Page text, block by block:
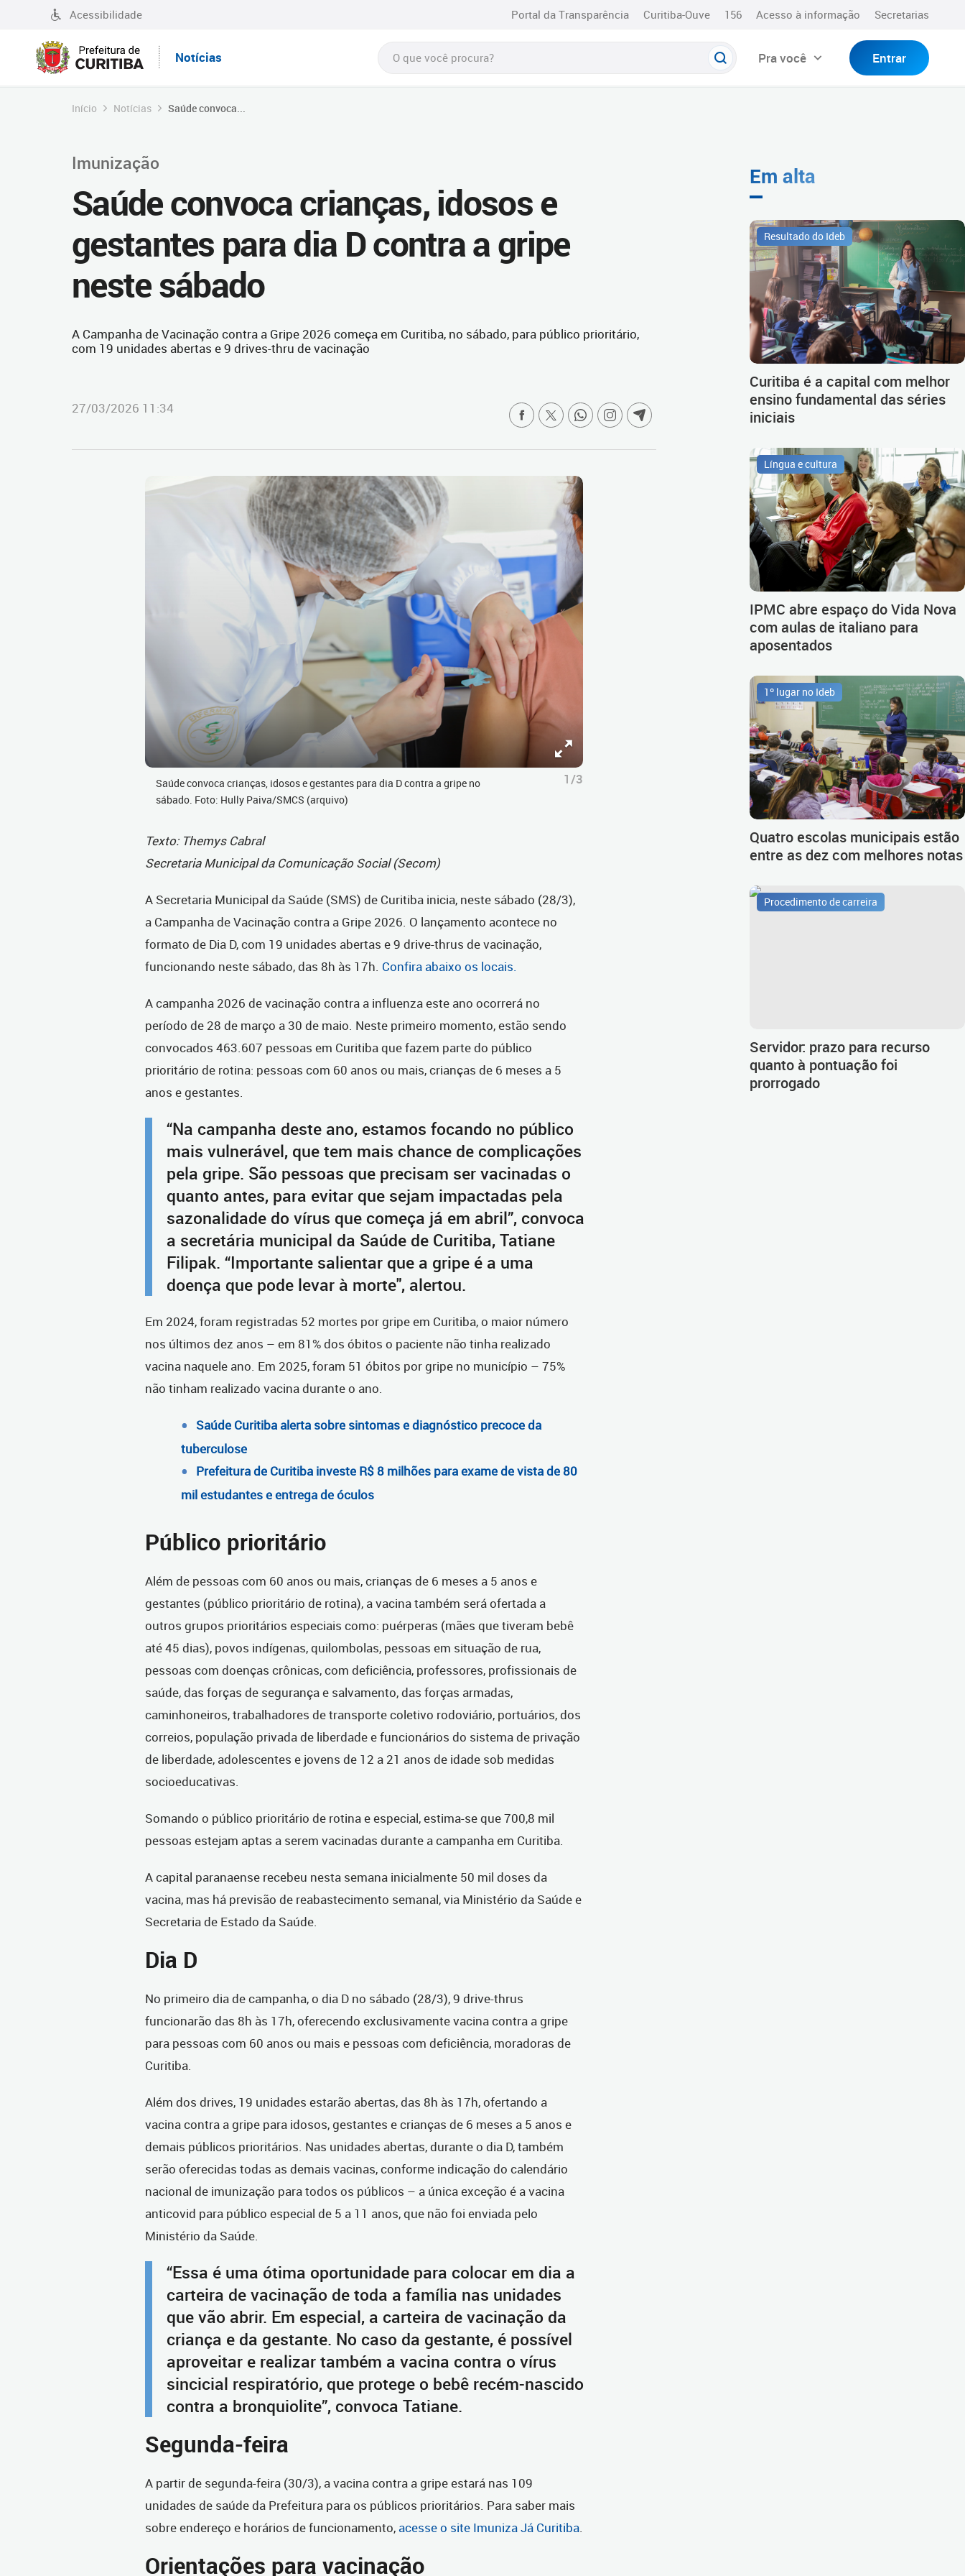
Acessibilidade Portal da Transparência Curitiba-Ouve 156 Acesso à informação Secretarias
Notícias Pra você Entrar
Início Notícias Saúde convoca...
Imunização
Saúde convoca crianças, idosos e
gestantes para dia D contra a gripe
neste sábado
A Campanha de Vacinação contra a Gripe 2026 começa em Curitiba, no sábado, para público prioritário,
com 19 unidades abertas e 9 drives-thru de vacinação
27/03/2026 11:34
Saúde convoca crianças, idosos e gestantes para dia D contra a gripe no
sábado. Foto: Hully Paiva/SMCS (arquivo)
1/3
Texto: Themys Cabral
Secretaria Municipal da Comunicação Social (Secom)
A Secretaria Municipal da Saúde (SMS) de Curitiba inicia, neste sábado (28/3),
a Campanha de Vacinação contra a Gripe 2026. O lançamento acontece no
formato de Dia D, com 19 unidades abertas e 9 drive-thrus de vacinação,
funcionando neste sábado, das 8h às 17h. Confira abaixo os locais.
A campanha 2026 de vacinação contra a influenza este ano ocorrerá no
período de 28 de março a 30 de maio. Neste primeiro momento, estão sendo
convocados 463.607 pessoas em Curitiba que fazem parte do público
prioritário de rotina: pessoas com 60 anos ou mais, crianças de 6 meses a 5
anos e gestantes.
“Na campanha deste ano, estamos focando no público
mais vulnerável, que tem mais chance de complicações
pela gripe. São pessoas que precisam ser vacinadas o
quanto antes, para evitar que sejam impactadas pela
sazonalidade do vírus que começa já em abril”, convoca
a secretária municipal da Saúde de Curitiba, Tatiane
Filipak. “Importante salientar que a gripe é a uma
doença que pode levar à morte", alertou.
Em 2024, foram registradas 52 mortes por gripe em Curitiba, o maior número
nos últimos dez anos – em 81% dos óbitos o paciente não tinha realizado
vacina naquele ano. Em 2025, foram 51 óbitos por gripe no município – 75%
não tinham realizado vacina durante o ano.
Saúde Curitiba alerta sobre sintomas e diagnóstico precoce da
tuberculose
Prefeitura de Curitiba investe R$ 8 milhões para exame de vista de 80
mil estudantes e entrega de óculos
Público prioritário
Além de pessoas com 60 anos ou mais, crianças de 6 meses a 5 anos e
gestantes (público prioritário de rotina), a vacina também será ofertada a
outros grupos prioritários especiais como: puérperas (mães que tiveram bebê
até 45 dias), povos indígenas, quilombolas, pessoas em situação de rua,
pessoas com doenças crônicas, com deficiência, professores, profissionais de
saúde, das forças de segurança e salvamento, das forças armadas,
caminhoneiros, trabalhadores de transporte coletivo rodoviário, portuários, dos
correios, população privada de liberdade e funcionários do sistema de privação
de liberdade, adolescentes e jovens de 12 a 21 anos de idade sob medidas
socioeducativas.
Somando o público prioritário de rotina e especial, estima-se que 700,8 mil
pessoas estejam aptas a serem vacinadas durante a campanha em Curitiba.
A capital paranaense recebeu nesta semana inicialmente 50 mil doses da
vacina, mas há previsão de reabastecimento semanal, via Ministério da Saúde e
Secretaria de Estado da Saúde.
Dia D
No primeiro dia de campanha, o dia D no sábado (28/3), 9 drive-thrus
funcionarão das 8h às 17h, oferecendo exclusivamente vacina contra a gripe
para pessoas com 60 anos ou mais e pessoas com deficiência, moradoras de
Curitiba.
Além dos drives, 19 unidades estarão abertas, das 8h às 17h, ofertando a
vacina contra a gripe para idosos, gestantes e crianças de 6 meses a 5 anos e
demais públicos prioritários. Nas unidades abertas, durante o dia D, também
serão oferecidas todas as demais vacinas, conforme indicação do calendário
nacional de imunização para todos os públicos – a única exceção é a vacina
anticovid para público especial de 5 a 11 anos, que não foi enviada pelo
Ministério da Saúde.
“Essa é uma ótima oportunidade para colocar em dia a
carteira de vacinação de toda a família nas unidades
que vão abrir. Em especial, a carteira de vacinação da
criança e da gestante. No caso da gestante, é possível
aproveitar e realizar também a vacina contra o vírus
sincicial respiratório, que protege o bebê recém-nascido
contra a bronquiolite”, convoca Tatiane.
Segunda-feira
A partir de segunda-feira (30/3), a vacina contra a gripe estará nas 109
unidades de saúde da Prefeitura para os públicos prioritários. Para saber mais
sobre endereço e horários de funcionamento, acesse o site Imuniza Já Curitiba.
Orientações para vacinação
Em alta
Resultado do Ideb
Curitiba é a capital com melhor
ensino fundamental das séries
iniciais
Língua e cultura
IPMC abre espaço do Vida Nova
com aulas de italiano para
aposentados
1º lugar no Ideb
Quatro escolas municipais estão
entre as dez com melhores notas
Procedimento de carreira
Servidor: prazo para recurso
quanto à pontuação foi
prorrogado